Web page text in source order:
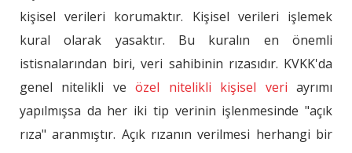
kişisel verileri korumaktır. Kişisel verileri işlemek
kural olarak yasaktır. Bu kuralın en önemli
istisnalarından biri, veri sahibinin rızasıdır. KVKK'da
genel nitelikli veözel nitelikli kişisel veri ayrımı
yapılmışsa da her iki tip verinin işlenmesinde "açık
rıza" aranmıştır. Açık rızanın verilmesi herhangi bir